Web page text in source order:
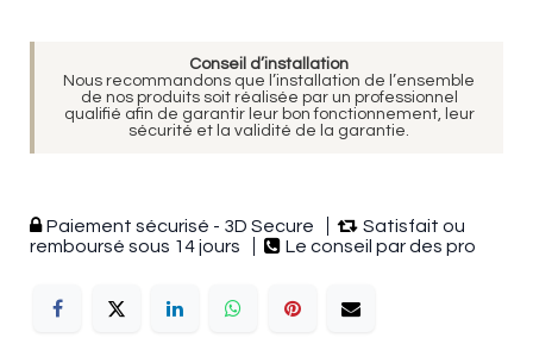
Conseil d’installation
Nous recommandons que l’installation de l’ensemble
de nos produits soit réalisée par un professionnel
qualifié afin de garantir leur bon fonctionnement, leur
sécurité et la validité de la garantie.
Paiement sécurisé - 3D Secure
Satisfait ou
remboursé sous 14 jours
Le conseil par des pro